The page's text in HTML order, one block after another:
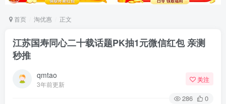
首页 淘优惠 正文
江苏国寿同心二十载话题PK抽1元微信红包 亲测
秒推
qmtao
3年前更新
关注
286 0